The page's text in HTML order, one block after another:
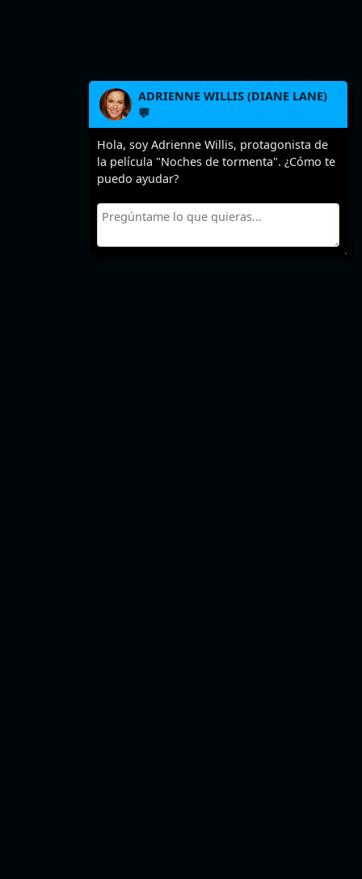
ADRIENNE WILLIS (DIANE LANE)
💬
Hola, soy Adrienne Willis, protagonista de
la película "Noches de tormenta". ¿Cómo te
puedo ayudar?